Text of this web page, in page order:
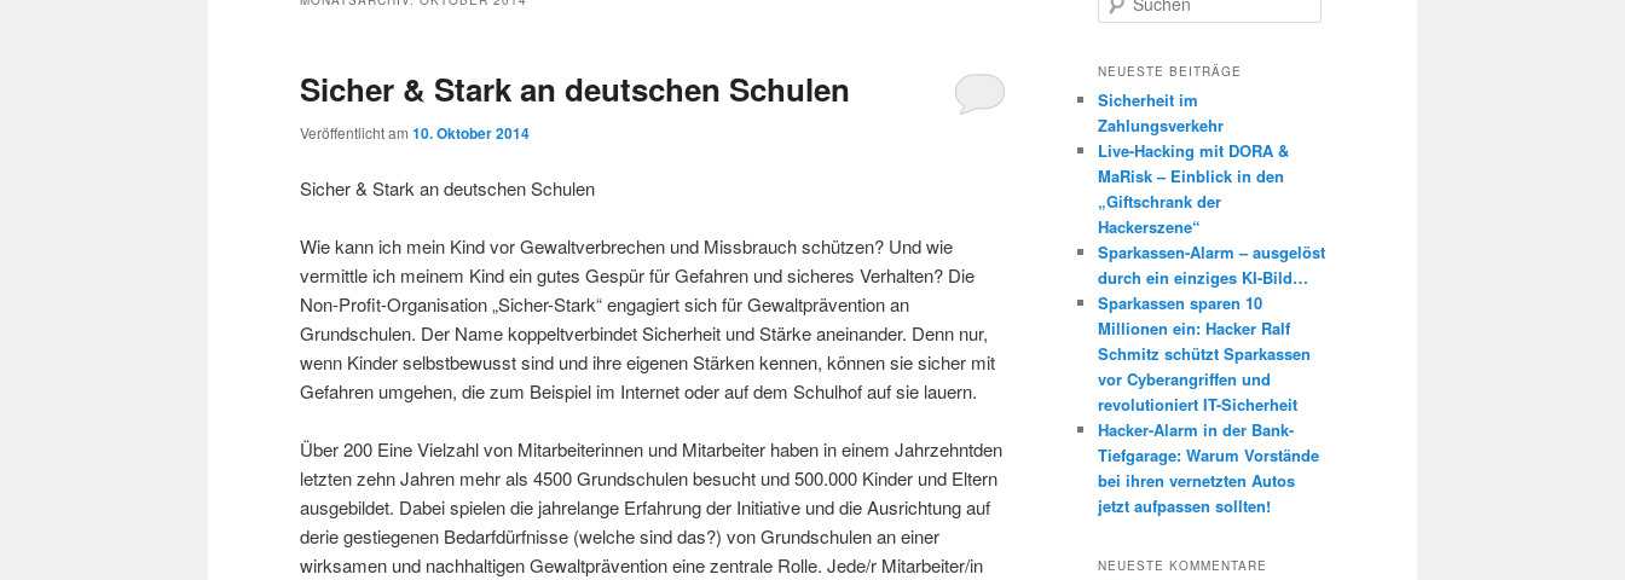
Sicher & Stark an deutschen Schulen
Veröffentlicht am 10. Oktober 2014
Sicher & Stark an deutschen Schulen
Wie kann ich mein Kind vor Gewaltverbrechen und Missbrauch schützen? Und wie
vermittle ich meinem Kind ein gutes Gespür für Gefahren und sicheres Verhalten? Die
Non-Profit-Organisation „Sicher-Stark“ engagiert sich für Gewaltprävention an
Grundschulen. Der Name koppeltverbindet Sicherheit und Stärke aneinander. Denn nur,
wenn Kinder selbstbewusst sind und ihre eigenen Stärken kennen, können sie sicher mit
Gefahren umgehen, die zum Beispiel im Internet oder auf dem Schulhof auf sie lauern.
Über 200 Eine Vielzahl von Mitarbeiterinnen und Mitarbeiter haben in einem Jahrzehntden
letzten zehn Jahren mehr als 4500 Grundschulen besucht und 500.000 Kinder und Eltern
ausgebildet. Dabei spielen die jahrelange Erfahrung der Initiative und die Ausrichtung auf
derie gestiegenen Bedarfdürfnisse (welche sind das?) von Grundschulen an einer
wirksamen und nachhaltigen Gewaltprävention eine zentrale Rolle. Jede/r Mitarbeiter/in
u
h
n
NEUESTE BEITRÄGE
Sicherheit im
Zahlungsverkehr
Live-Hacking mit DORA &
MaRisk – Einblick in den
„Giftschrank der
Hackerszene“
Sparkassen-Alarm – ausgelöst
durch ein einziges KI-Bild…
Sparkassen sparen 10
Millionen ein: Hacker Ralf
Schmitz schützt Sparkassen
vor Cyberangriffen und
revolutioniert IT-Sicherheit
Hacker-Alarm in der Bank-
Tiefgarage: Warum Vorstände
bei ihren vernetzten Autos
jetzt aufpassen sollten!
NEUESTE KOMMENTARE